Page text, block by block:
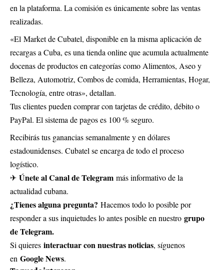
en la plataforma. La comisión es únicamente sobre las ventas
realizadas.
«El Market de Cubatel, disponible en la misma aplicación de
recargas a Cuba, es una tienda online que acumula actualmente
docenas de productos en categorías como Alimentos, Aseo y
Belleza, Automotriz, Combos de comida, Herramientas, Hogar,
Tecnología, entre otras», detallan.
Tus clientes pueden comprar con tarjetas de crédito, débito o
PayPal. El sistema de pagos es 100 % seguro.
Recibirás tus ganancias semanalmente y en dólares
estadounidenses. Cubatel se encarga de todo el proceso
logístico.
✈ Únete al Canal de Telegram más informativo de la
actualidad cubana.
¿Tienes alguna pregunta? Hacemos todo lo posible por
responder a sus inquietudes lo antes posible en nuestro grupo
de Telegram.
Si quieres interactuar con nuestras noticias, síguenos
en Google News.